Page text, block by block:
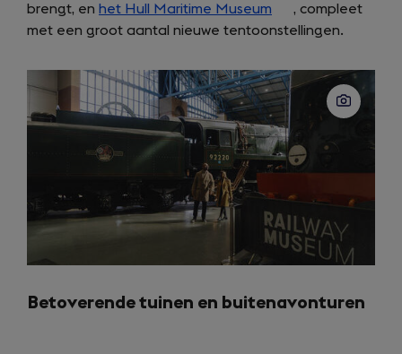
a
new
brengt, en het Hull Maritime Museum (opens
in
new
tab)
, compleet
met een groot aantal nieuwe tentoonstellingen.
Betoverende tuinen en buitenavonturen